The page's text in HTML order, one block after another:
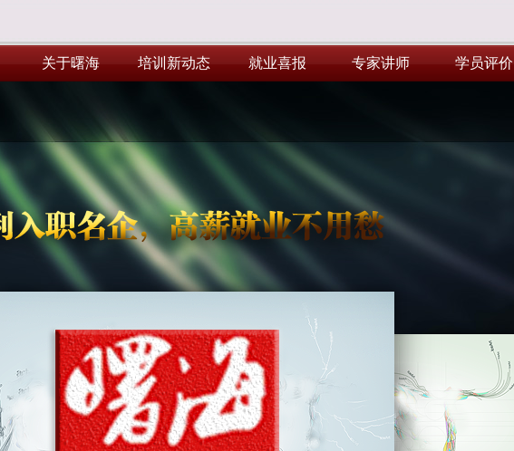
关于曙海 培训新动态 就业喜报 专家讲师 学员评价